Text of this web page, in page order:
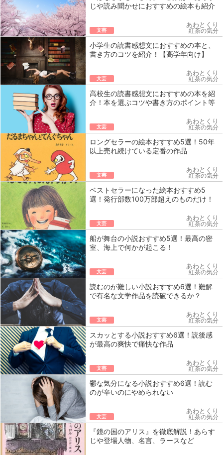
じや読み聞かせにおすすめの絵本も紹介
文芸
あわとくり
紅茶の気分
小学生の読書感想文におすすめの本と、
書き方のコツを紹介！【高学年向け】
文芸
あわとくり
紅茶の気分
高校生の読書感想文におすすめの本を紹
介！本を選ぶコツや書き方のポイント等
文芸
あわとくり
紅茶の気分
ロングセラーの絵本おすすめ5選！50年
以上売れ続けている定番の作品
文芸
あわとくり
紅茶の気分
ベストセラーになった絵本おすすめ5
選！発行部数100万部超えのものだけ！
文芸
あわとくり
紅茶の気分
船が舞台の小説おすすめ5選！最高の密
室、海上で何かが起こる！
文芸
あわとくり
紅茶の気分
読むのが難しい小説おすすめ6選！難解
で有名な文学作品を読破できるか？
文芸
あわとくり
紅茶の気分
スカッとする小説おすすめ6選！読後感
が最高の爽快で痛快な作品
文芸
あわとくり
紅茶の気分
鬱な気分になる小説おすすめ6選！読む
のが辛いのにやめられない
文芸
あわとくり
紅茶の気分
『鏡の国のアリス』を徹底解説！あらす
じや登場人物、名言、ラースなど